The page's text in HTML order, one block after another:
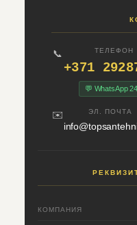
📞 ТЕЛЕФОН
+371
💬 WhatsApp
✉️ ЭЛ. ПОЧТА
КОМПАНИЯ